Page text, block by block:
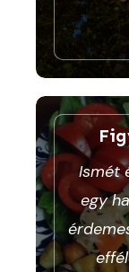
Ismét
egy